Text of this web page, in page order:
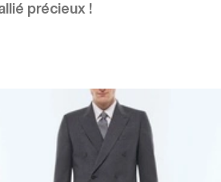
précieux !